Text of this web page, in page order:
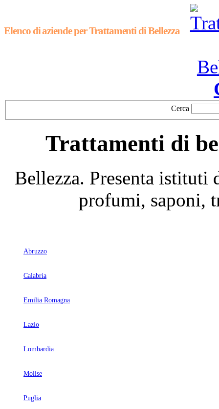
Elenco di aziende per Trattamenti di Bellezza
Cerca
Trattamenti di
Bellezza. Presenta istituti
profumi, saponi,
Abruzzo
Calabria
Emilia Romagna
Lazio
Lombardia
Molise
Puglia